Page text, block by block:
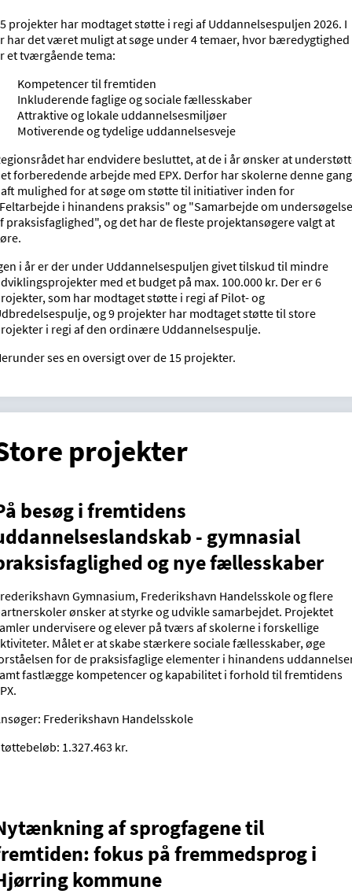
projekter har modtaget støtte i regi af Uddannelsespuljen 2026. I
har det været muligt at søge under 4 temaer, hvor bæredygtighed
et tværgående tema:
Kompetencer til fremtiden
Inkluderende faglige og sociale fællesskaber
Attraktive og lokale uddannelsesmiljøer
Motiverende og tydelige uddannelsesveje
har endvidere besluttet, at de i år ønsker at
forberedende arbejde med EPX. Derfor har skolerne denne gang
mulighed for at søge om støtte til initiativer inden for
i hinandens praksis" og "Samarbejde om undersøgelse
praksisfaglighed", og det har de fleste projektansøgere valgt at
i år er der under Uddannelsespuljen givet tilskud til mindre
med et budget på max. 100.000 kr. Der er 6
som har modtaget støtte i regi af Pilot- og
og 9 projekter har modtaget støtte til store
i regi af den ordinære Uddannelsespulje.
ses en oversigt over de 15 projekter.
projekter
besøg i fremtidens
- gymnasial
og nye fællesskaber
Gymnasium, Frederikshavn Handelsskole og flere
ønsker at styrke og udvikle samarbejdet. Projektet
undervisere og elever på tværs af skolerne i forskellige
Målet er at skabe stærkere sociale fællesskaber, øge
for de praksisfaglige elementer i hinandens
fastlægge kompetencer og kapabilitet i forhold til fremtidens
Frederikshavn Handelsskole
1.327.463 kr.
af sprogfagene til
fokus på fremmedsprog i
kommune